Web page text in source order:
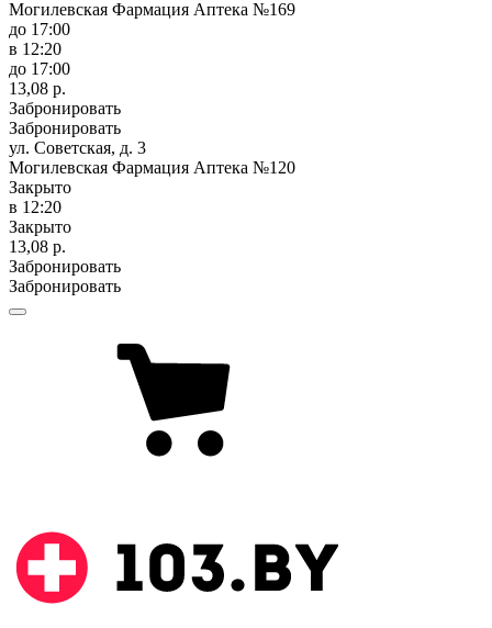
Могилевская Фармация Аптека №169
до 17:00
в 12:20
до 17:00
13,08 р.
Забронировать
Забронировать
ул. Советская, д. 3
Могилевская Фармация Аптека №120
Закрыто
в 12:20
Закрыто
13,08 р.
Забронировать
Забронировать